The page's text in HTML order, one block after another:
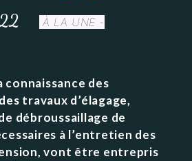
À LA UNE -
connaissance des
travaux d’élagage,
débroussaillage de
à l’entretien des
vont être entrepris